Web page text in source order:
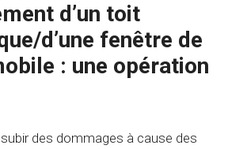
d’un toit
d’une fenêtre de
: une opération
des dommages à cause des